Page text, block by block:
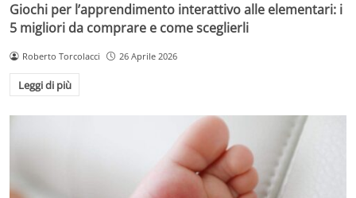
Giochi per l’apprendimento interattivo alle elementari: i
5 migliori da comprare e come sceglierli
Roberto Torcolacci 26 Aprile 2026
Leggi di più